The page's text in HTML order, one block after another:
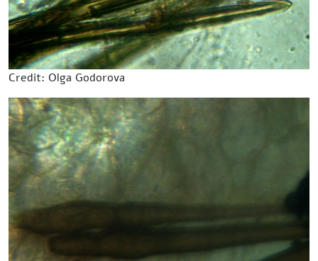
Credit: Olga Godorova